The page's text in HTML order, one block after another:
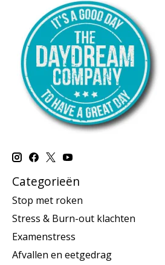
Categorieën
Stop met roken
Stress & Burn-out klachten
Examenstress
Afvallen en eetgedrag